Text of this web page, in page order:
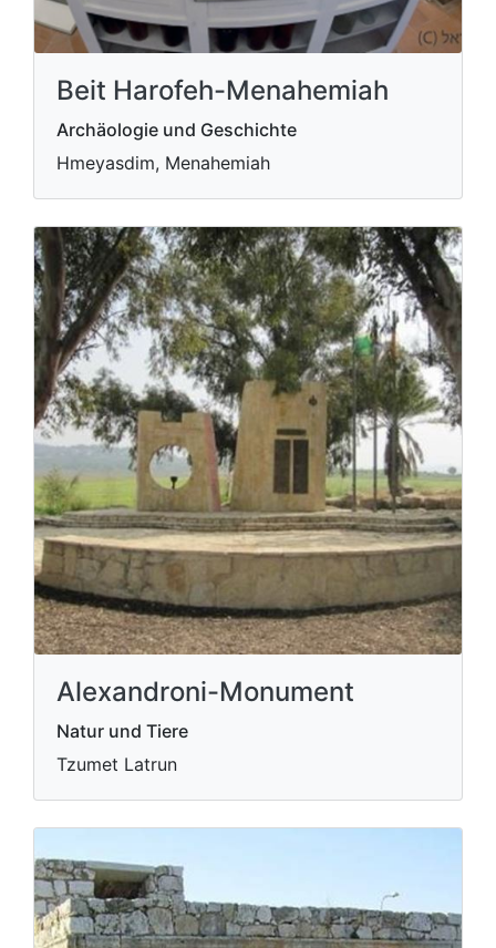
Beit Harofeh-Menahemiah
Archäologie und Geschichte
Hmeyasdim, Menahemiah
Alexandroni-Monument
Natur und Tiere
Tzumet Latrun